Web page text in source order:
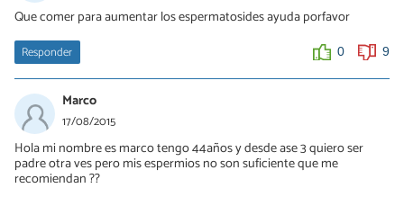
Que comer para aumentar los espermatosides ayuda porfavor
Responder 0 9
Marco
17/08/2015
Hola mi nombre es marco tengo 44años y desde ase 3 quiero ser
padre otra ves pero mis espermios no son suficiente que me
recomiendan ??